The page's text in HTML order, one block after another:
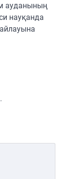
ауданының
науқанда